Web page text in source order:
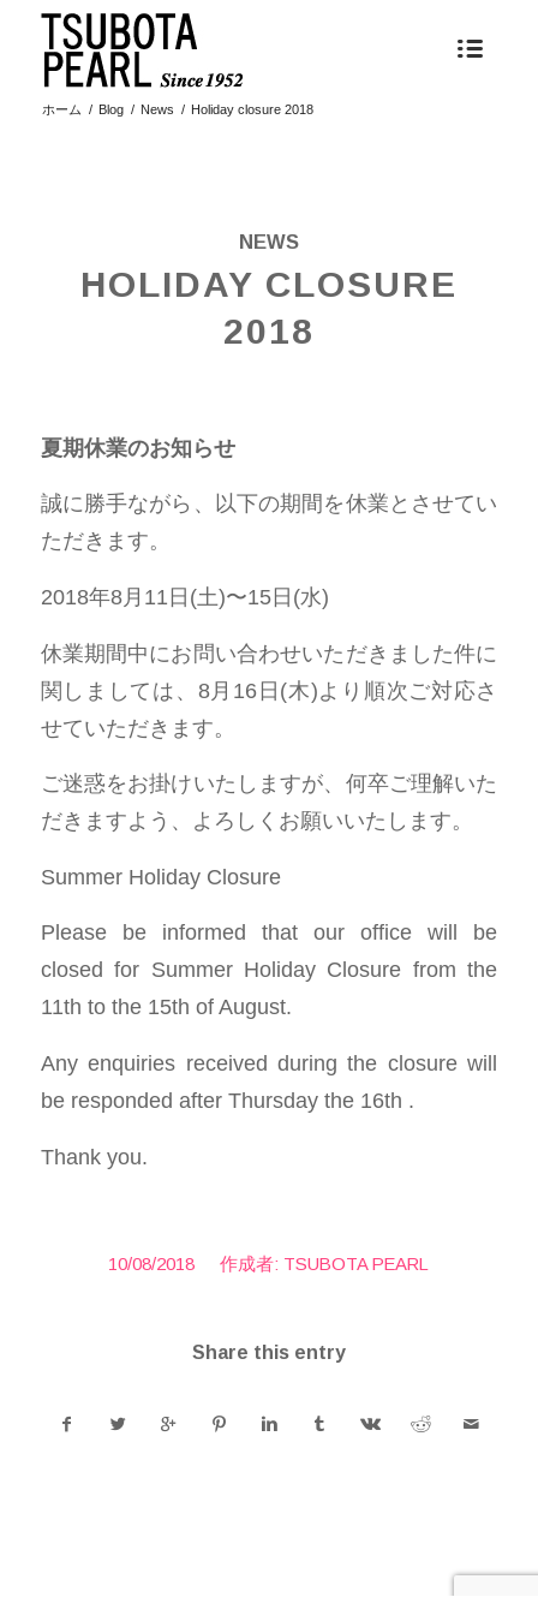
ホーム / Blog / News / Holiday closure 2018
NEWS
HOLIDAY CLOSURE
2018
夏期休業のお知らせ
誠に勝手ながら、以下の期間を休業とさせてい
ただきます。
2018年8月11日(土)〜15日(水)
休業期間中にお問い合わせいただきました件に
関しましては、8月16日(木)より順次ご対応さ
せていただきます。
ご迷惑をお掛けいたしますが、何卒ご理解いた
だきますよう、よろしくお願いいたします。
Summer Holiday Closure
Please be informed that our office will be
closed for Summer Holiday Closure from the
11th to the 15th of August.
Any enquiries received during the closure will
be responded after Thursday the 16th .
Thank you.
10/08/2018
/ 作成者: TSUBOTA PEARL
Share this entry